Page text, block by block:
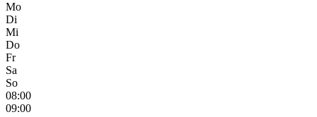
Mo
Di
Mi
Do
Fr
Sa
So
08:00
09:00